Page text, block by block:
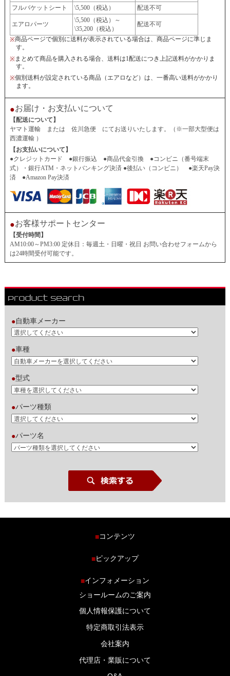
フルバケットシート
\5,500（税込） 配送不可
エアロパーツ
\5,500（税込）～
\35,200（税込）
配送不可
※商品ページで個別に送料が表示されている場合は、商品ページに準じま
す。
※まとめて商品を購入される場合、送料は1配送につき上記送料がかかりま
す。
※個別送料が設定されている商品（エアロなど）は、一番高い送料がかかり
ます。
●お届け・お支払いについて
【配送について】
ヤマト運輸 または 佐川急便 にてお送りいたします。（※一部大型便は
西濃運輸 ）
【お支払いについて】
●クレジットカード ●銀行振込 ●商品代金引換 ●コンビニ（番号端末
式）・銀行ATM・ネットバンキング決済 ●後払い（コンビニ） ●楽天Pay決
済 ●Amazon Pay決済
●お客様サポートセンター
【受付時間】
AM10:00～PM3:00 定休日：毎週土・日曜・祝日 お問い合わせフォームから
は24時間受付可能です。
●自動車メーカー
●車種
●型式
●パーツ種類
●パーツ名
■コンテンツ
商品ラインナップ
ブログ
■ピックアップ
■インフォメーション
ショールームのご案内
個人情報保護について
特定商取引法表示
会社案内
代理店・業販について